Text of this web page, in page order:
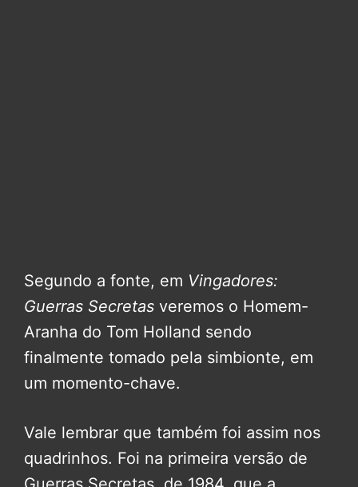
Segundo a fonte, em Vingadores:
Guerras Secretas veremos o Homem-
Aranha do Tom Holland sendo
finalmente tomado pela simbionte, em
um momento-chave.
Vale lembrar que também foi assim nos
quadrinhos. Foi na primeira versão de